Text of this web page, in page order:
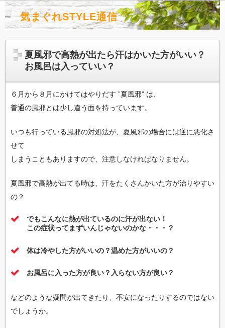
気まぐれSTYLE通信
夏風邪で高熱が出たら汗はかいた方がいい？
お風呂は入っていい？
６月から８月にかけてはやりだす ”夏風邪” は、
普通の風邪とは少し違う面を持っています。
いつも行っている風邪の対処法が、夏風邪の場合には逆に悪化さ
せて
しまうこともありますので、注意しなければなりません。
夏風邪で高熱が出てる時は、汗をたくさんかいた方が治りやすい
の？
でもこんなに熱が出ているのに汗が出ない！
この症状ってまずいんじゃないのかな・・・？
体は冷やした方がいいの？温めた方がいいの？
お風呂に入った方が良い？入らない方が良い？
などのような疑問が出てきたり、不安になったりするのではない
でしょうか。